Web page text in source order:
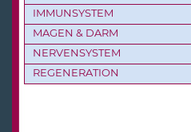
IMMUNSYSTEM
MAGEN & DARM
NERVENSYSTEM
REGENERATION